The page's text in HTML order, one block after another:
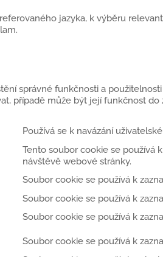
jazyka, k výběru
správné funkčnosti a
případě může být její funkčnost do
Používá se k navázání
Tento soubor cookie se používá
návštěvě webové stránky.
Soubor cookie se používá k
Soubor cookie se používá k
Soubor cookie se používá k
Soubor cookie se používá k